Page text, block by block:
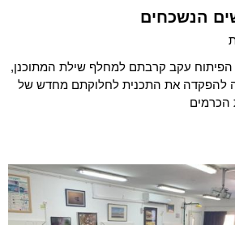
הנשכחים
הפיתוח עקב קרבתם למחלף שילת המתוכנן,
להפקדה את התכנית לחלוקתם מחדש של
הכרמים